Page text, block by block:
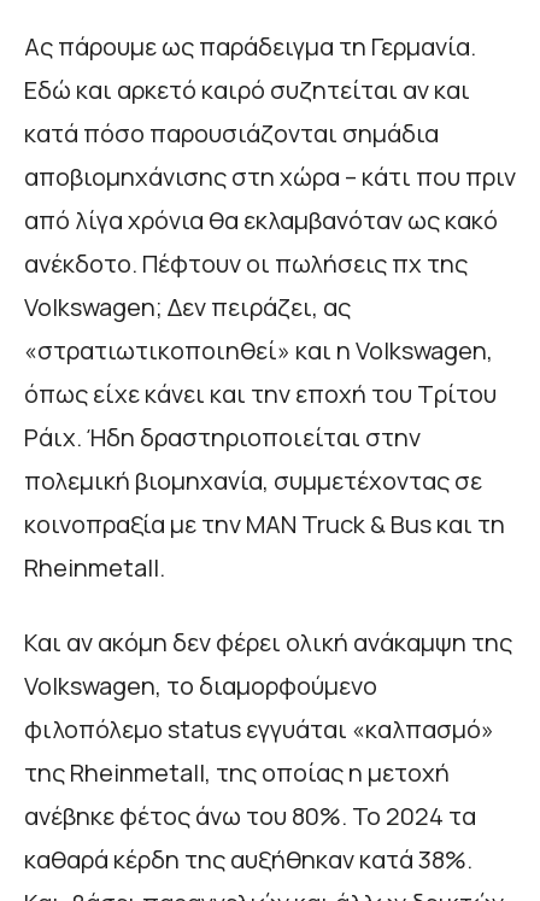
Ας πάρουμε ως παράδειγμα τη Γερμανία.
Εδώ και αρκετό καιρό συζητείται αν και
κατά πόσο παρουσιάζονται σημάδια
αποβιομηχάνισης στη χώρα – κάτι που πριν
από λίγα χρόνια θα εκλαμβανόταν ως κακό
ανέκδοτο. Πέφτουν οι πωλήσεις πχ της
Volkswagen; Δεν πειράζει, ας
«στρατιωτικοποιηθεί» και η Volkswagen,
όπως είχε κάνει και την εποχή του Τρίτου
Ράιχ. Ήδη δραστηριοποιείται στην
πολεμική βιομηχανία, συμμετέχοντας σε
κοινοπραξία με την MAN Truck & Bus και τη
Rheinmetall.
Και αν ακόμη δεν φέρει ολική ανάκαμψη της
Volkswagen, το διαμορφούμενο
φιλοπόλεμο status εγγυάται «καλπασμό»
της Rheinmetall, της οποίας η μετοχή
ανέβηκε φέτος άνω του 80%. Το 2024 τα
καθαρά κέρδη της αυξήθηκαν κατά 38%.